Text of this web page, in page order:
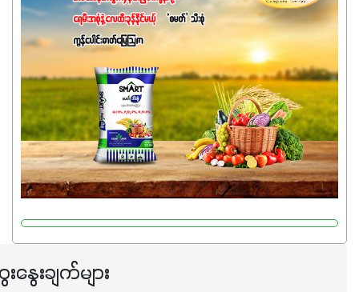
ဓာတ်မြေဩဇာဖြစ်ပါတယ်။ အဓိကအကျိုးကျေးဇူးတွေအနေနဲ့
ကတော့ နိုက်ထရိုဂျင် 19%ပါဝင်တဲ့အတွက် ကလိုရိုဖီးလ်ဖွဲ့စည်း
မှုကို အားပေးကာ သီးနှံပင်များ၏အရွက်များစိမ်းလန်းသန်စွမ်း
ပြီး အစာချက်လုပ်မှုအားကောင်းစေပါတယ်။ အပင်၏ပင်ပိုင်း
ကြီးထွားမှုကို တိုးမြင့်စေကာ အပင်သန်၍ အကြီးမြန်စေပါတယ်။
သင့်တော်တဲ့ Phosphorus 7%ပါဝင်မှုကြောင့် အပင်ရဲ့ အမြစ်
ဖွဲ့စည်းတည်ဆောက်မှုကို ပို၍သန်မာလာအောင် အားပေးပါ
တယ်။ ဒါ့အပြင် ပန်းပွင့်ခြင်း၊အသီးသီးခြင်း၊အစေ့တည်ခြင်း
လုပ်ငန်းစဉ်များကိုလည်း အားပေးပါတယ်။ လုံလောက်တဲ့
အရသာ ပိုမိုကောင်းမွန်စေဖို့အတွက် လိုအပ်တဲ့အာဟာရဓာတ်
ဖြစ်ပါတယ်။ ဟူးမစ်အက်စစ်ပါဝင်ပေါင်းစပ်ထားတဲ့အတွက်
နွေးချက်များ